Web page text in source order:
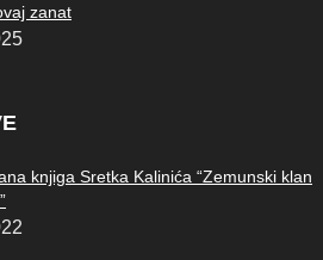
zanat
knjiga Sretka Kalinića “Zemunski klan